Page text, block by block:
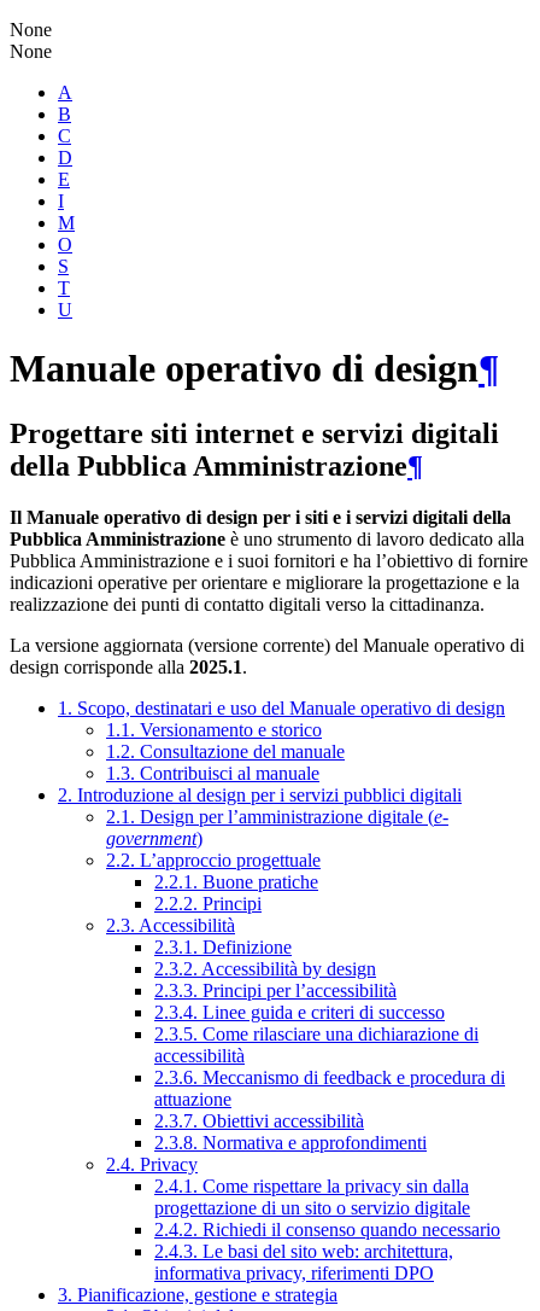
None
None
A
B
C
D
E
I
M
O
S
T
U
Manuale operativo di design¶
Progettare siti internet e servizi digitali
della Pubblica Amministrazione¶
Il Manuale operativo di design per i siti e i servizi digitali della
Pubblica Amministrazione è uno strumento di lavoro dedicato alla
Pubblica Amministrazione e i suoi fornitori e ha l’obiettivo di fornire
indicazioni operative per orientare e migliorare la progettazione e la
realizzazione dei punti di contatto digitali verso la cittadinanza.
La versione aggiornata (versione corrente) del Manuale operativo di
design corrisponde alla 2025.1.
1. Scopo, destinatari e uso del Manuale operativo di design
1.1. Versionamento e storico
1.2. Consultazione del manuale
1.3. Contribuisci al manuale
2. Introduzione al design per i servizi pubblici digitali
2.1. Design per l’amministrazione digitale (e-
government)
2.2. L’approccio progettuale
2.2.1. Buone pratiche
2.2.2. Principi
2.3. Accessibilità
2.3.1. Definizione
2.3.2. Accessibilità by design
2.3.3. Principi per l’accessibilità
2.3.4. Linee guida e criteri di successo
2.3.5. Come rilasciare una dichiarazione di
accessibilità
2.3.6. Meccanismo di feedback e procedura di
attuazione
2.3.7. Obiettivi accessibilità
2.3.8. Normativa e approfondimenti
2.4. Privacy
2.4.1. Come rispettare la privacy sin dalla
progettazione di un sito o servizio digitale
2.4.2. Richiedi il consenso quando necessario
2.4.3. Le basi del sito web: architettura,
informativa privacy, riferimenti DPO
3. Pianificazione, gestione e strategia